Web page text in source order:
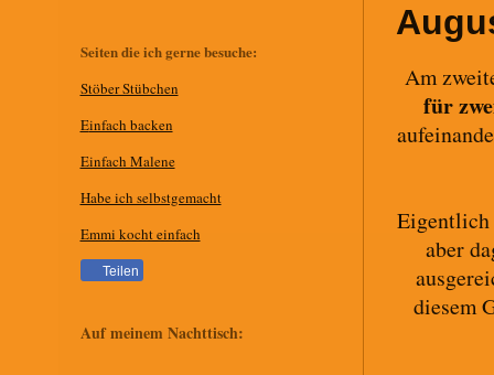
Am
für
Eigentlich
aber
diesem
Seiten die ich gerne besuche:
Stöber Stübchen
Einfach backen
Einfach Malene
Habe ich selbstgemacht
Emmi kocht einfach
Teilen
Auf meinem Nachttisch: